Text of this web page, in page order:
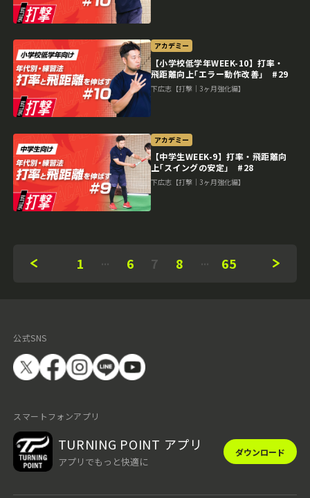
アカデミー
【小学校低学年WEEK-10】打率・
飛距離向上｢エラー動作改善｣ #29
下広志【打撃｜3ヶ月強化編】
アカデミー
【中学生WEEK-9】打率・飛距離向
上｢スイングの安定｣ #28
下広志【打撃｜3ヶ月強化編】
1 6 7 8 65
公式SNS
スマートフォンアプリ
TURNING POINT アプリ
アプリでもっと快適に
ダウンロード